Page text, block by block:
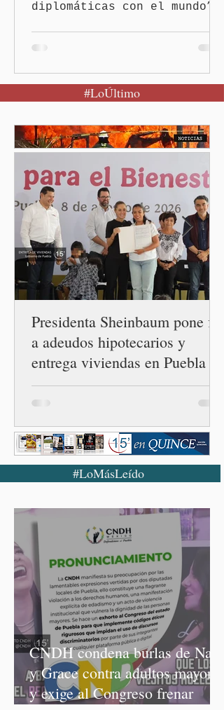
diplomáticas con el mundo”,
Sheinbaum Pardo anunció el
restablecimiento de las
entre los gobiernos de
México y Perú. “Es
la orientación política de
los gobiernos —porque hay
orientaciones políticas de
los gobiernos, llegan por
un partido, llegan por otro
— es importante que México
tenga relaciones
diplomáticas con el mu
#LoÚltimo
Presidenta Sheinbaum pone fin
a adeudos hipotecarios y
entrega viviendas en Puebla
#LoMásLeído
CNDH condena burlas de Nay
y Grace contra adultos mayores
y exige al Congreso frenar